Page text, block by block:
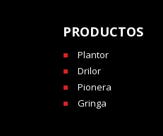
PRODUCTOS
Plantor
Drilor
Pionera
Gringa